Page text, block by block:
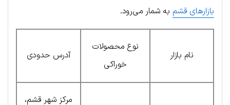
بازارهای قشم به شمار می‌رود.
نام بازار
نوع محصولات
خوراکی
آدرس حدودی
مرکز شهر قشم،